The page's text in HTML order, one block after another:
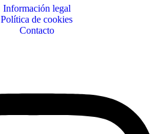
Información legal
Política de cookies
Contacto